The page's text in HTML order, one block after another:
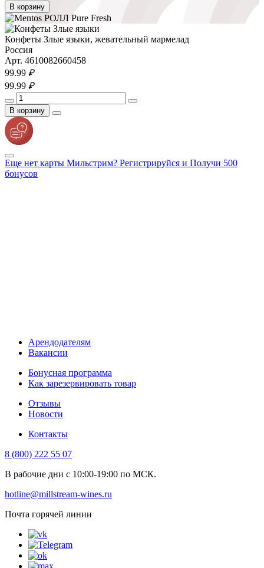
В корзину
Конфеты Злые языки, жевательный мармелад
Россия
Арт. 4610082660458
99.99 ₽
99.99 ₽
В корзину
Еще нет карты Мильстрим? Регистрируйся и Получи 500
бонусов
Арендодателям
Вакансии
Бонусная программа
Как зарезервировать товар
Отзывы
Новости
Контакты
8 (800) 222 55 07
В рабочие дни с 10:00-19:00 по МСК.
hotline@millstream-wines.ru
Почта горячей линии